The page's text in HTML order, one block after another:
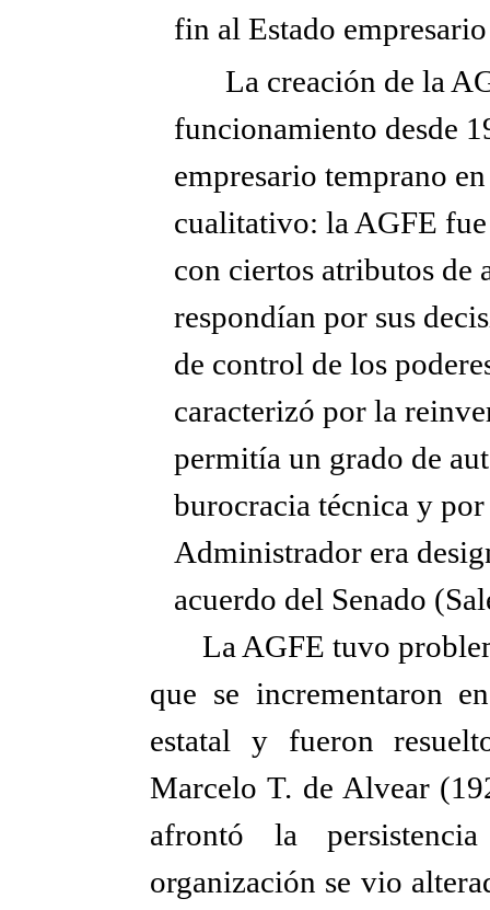
fin al Estado
La creación de la
funcionamiento desde
empresario temprano
cualitativo: la AGFE
con ciertos atributos de
respondían por sus
de control de los
caracterizó por la
permitía un grado de
burocracia técnica y
Administrador era
acuerdo del Senado
La AGFE tuvo
que se incrementaron
estatal y fueron
Marcelo T. de Alvear
afrontó la
organización se vio